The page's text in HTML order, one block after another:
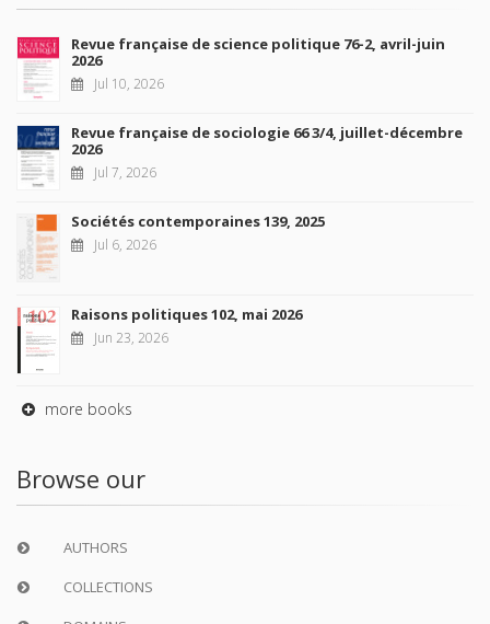
Revue française de science politique 76-2, avril-juin
2026
Jul 10, 2026
Revue française de sociologie 66 3/4, juillet-décembre
2026
Jul 7, 2026
Sociétés contemporaines 139, 2025
Jul 6, 2026
Raisons politiques 102, mai 2026
Jun 23, 2026
more books
Browse our
AUTHORS
COLLECTIONS